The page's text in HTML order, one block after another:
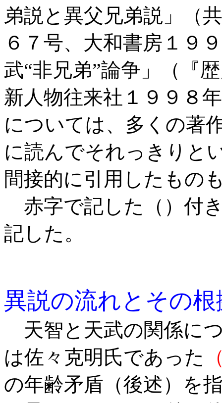
弟説と異父兄弟説」（
６７号、大和書房１９
武“非兄弟”論争」（『
新人物往来社１９９８
については、多くの著
に読んでそれっきりと
間接的に引用したもの
赤字で記した（）付
記した。
異説の流れとその根
天智と天武の関係に
は佐々克明氏であった
の年齢矛盾（後述）を